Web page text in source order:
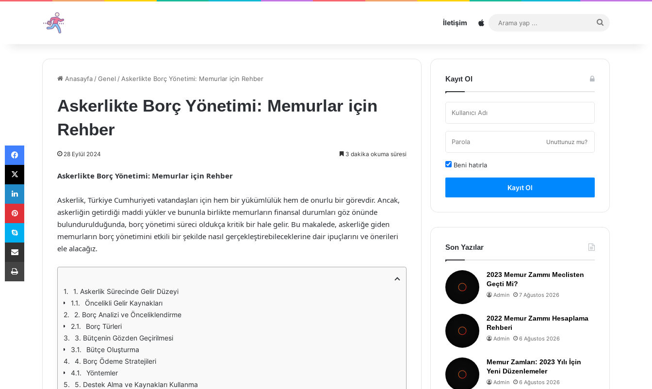
İletişim Sitemap
...
Anasayfa /Genel / Askerlikte Borç Yönetimi: Memurlar için Rehber
Askerlikte Borç Yönetimi: Memurlar için
Rehber
28 Eylül 2024 3 dakika okuma süresi
Askerlikte Borç Yönetimi: Memurlar için Rehber
Askerlik, Türkiye Cumhuriyeti vatandaşları için hem bir yükümlülük hem de onurlu bir görevdir. Ancak,
askerliğin getirdiği maddi yükler ve bununla birlikte memurların finansal durumları göz önünde
bulundurulduğunda, borç yönetimi süreci oldukça kritik bir hale gelir. Bu makalede, askerliğe giden
memurların borç yönetimini etkili bir şekilde nasıl gerçekleştirebileceklerine dair ipuçlarını ve önerileri
ele alacağız.
1. Askerlik Sürecinde Gelir Düzeyi
Öncelikli Gelir Kaynakları
2. Borç Analizi ve Önceliklendirme
Borç Türleri
3. Bütçenin Gözden Geçirilmesi
Bütçe Oluşturma
4. Borç Ödeme Stratejileri
Yöntemler
5. Destek Alma ve Kaynakları Kullanma
Kayıt Ol
Unuttunuz mu?
Beni hatırla
Kayıt Ol
Son Yazılar
2023 Memur Zammı Meclisten
Geçti Mi?
Admin 7 Ağustos 2026
2022 Memur Zammı Hesaplama
Rehberi
Admin 6 Ağustos 2026
Memur Zamları: 2023 Yılı İçin
Yeni Düzenlemeler
Admin 6 Ağustos 2026
Facebook
X
LinkedIn
Pinterest
Skype
E-Posta ile paylaş